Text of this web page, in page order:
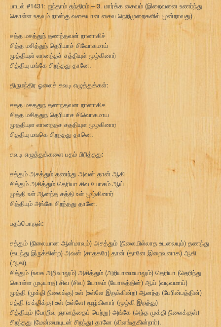
பாடல் #1431: ஐந்தாம் தந்திரம் – 3. மார்க்க சைவம் (இறைவனை உணர்ந்து
கொள்ள உதவும் நான்கு வகையான சைவ நெறிமுறைகளில் மூன்றாவது)
சத்த மசத்துந் தணந்தவன் றானாகிச்
சித்த மசித்துந் தெரியாச் சிவோகமாய்
முத்தியுள் ளானந்தச் சத்தியுள் மூழ்கினார்
சித்தியு மங்கே சிறந்தது தானே.
திருமந்திர ஓலைச் சுவடி எழுத்துக்கள்:
சதத மசததுந தணநதவன றானாகிச
சிதத மசிததுந தெரியாச சிவொகமாய
முததியுள ளானநதச சததியுள மூழகினார
சிததியு மஙகெ சிறநதது தானெ.
சுவடி எழுத்துக்களை பதம் பிரித்தது:
சத்தும் அசத்தும் தணந்து அவன் தான் ஆகி
சித்தும் அசித்தும் தெரியா சிவ யோகம் ஆய்
முத்தி உள் ஆனந்த சத்தி உள் மூழ்கினார்
சித்தியும் அங்கே சிறந்தது தானே.
பதப்பொருள்:
சத்தும் (நிலையான ஆன்மாவும்) அசத்தும் (நிலையில்லாத உடலையும்) தணந்து
(கடந்து இருக்கின்ற) அவன் (சாதகரே) தான் (தானே இறைவனாக) ஆகி
(ஆகி)
சித்தும் (உலக அறிவாலும்) அசித்தும் (அறியாமையாலும்) தெரியா (தெரிந்து
கொள்ள முடியாத) சிவ (சிவ) யோகம் (யோகத்தின்) ஆய் (வடிவமாய்)
முத்தி (முக்தி நிலைக்கு) உள் (உள்ளே இருக்கின்ற) ஆனந்த (பேரின்பத்தின்)
சத்தி (சக்திக்கு) உள் (உள்ளே) மூழ்கினார் (மூழ்கி இருந்து)
சித்தியும் (பேரறிவு ஞானத்தைப் பெற்று) அங்கே (அந்த முக்தி நிலைக்குள்)
சிறந்தது (மேன்மையுடன் சிறந்து) தானே (விளங்குகின்றார்).